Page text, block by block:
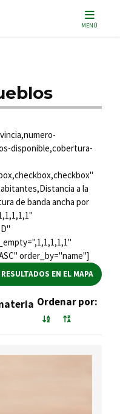
MENÚ
disponible,cobertura-
a la
de banda ancha por
order_by="name"]
EN EL MAPA
Ordenar por: